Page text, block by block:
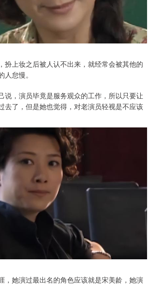
扮上妆之后被人认不出来，就经常会被其他的
怠慢。
说，演员毕竟是服务观众的工作，所以只要让
去了，但是她也觉得，对老演员轻视是不应该
，她演过最出名的角色应该就是宋美龄，她演